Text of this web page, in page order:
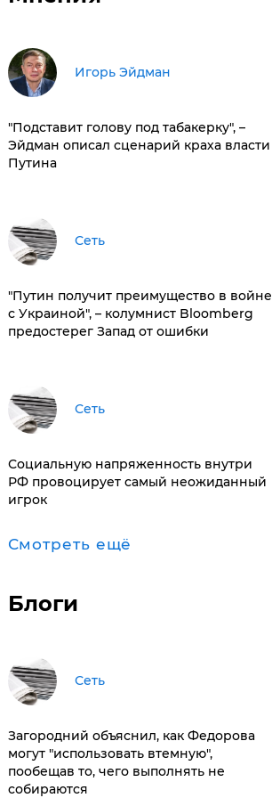
Игорь Эйдман
​"Подставит голову под табакерку", –
Эйдман описал сценарий краха власти
Путина
Сеть
"Путин получит преимущество в войне
с Украиной", – колумнист Bloomberg
предостерег Запад от ошибки
Сеть
Социальную напряженность внутри
РФ провоцирует самый неожиданный
игрок
Смотреть ещё
Блоги
Сеть
Загородний объяснил, как Федорова
могут "использовать втемную",
пообещав то, чего выполнять не
собираются